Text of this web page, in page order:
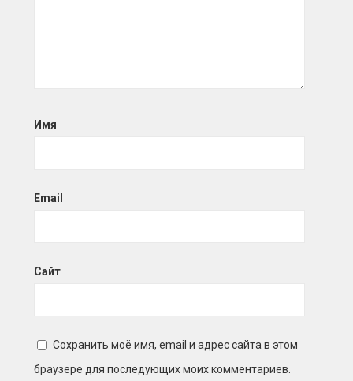
Имя
Email
Сайт
Сохранить моё имя, email и адрес сайта в этом
браузере для последующих моих комментариев.